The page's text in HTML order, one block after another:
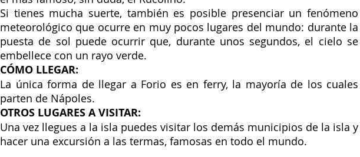
Si tienes mucha suerte, también es posible presenciar un fenómeno
meteorológico que ocurre en muy pocos lugares del mundo: durante la
puesta de sol puede ocurrir que, durante unos segundos, el cielo se
embellece con un rayo verde.
CÓMO LLEGAR:
La única forma de llegar a Forio es en ferry, la mayoría de los cuales
parten de Nápoles.
OTROS LUGARES A VISITAR:
Una vez llegues a la isla puedes visitar los demás municipios de la isla y
hacer una excursión a las termas, famosas en todo el mundo.